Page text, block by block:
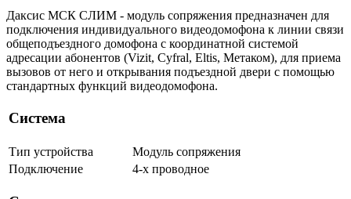
Даксис МСК СЛИМ - модуль сопряжения предназначен для
подключения индивидуального видеодомофона к линии связи
общеподъездного домофона с координатной системой
адресации абонентов (Vizit, Cyfral, Eltis, Метаком), для приема
вызовов от него и открывания подъездной двери с помощью
стандартных функций видеодомофона.
Система
Тип устройства
Модуль сопряжения
Подключение
4-х проводное